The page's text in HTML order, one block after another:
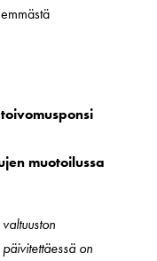
muotoilussa
on